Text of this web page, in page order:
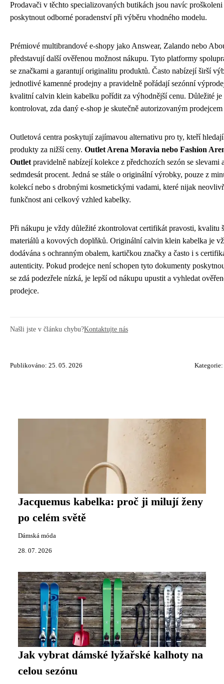
Prodavači v těchto specializovaných butikách jsou navíc
poskytnout odborné poradenství při výběru vhodného modelu.
Prémiové multibrandové e-shopy jako Answear, Zalando nebo
představují další ověřenou možnost nákupu. Tyto platformy
se značkami a garantují originalitu produktů. Často nabízejí širší
jednotlivé kamenné prodejny a pravidelně pořádají sezónní
kvalitní calvin klein kabelku pořídit za výhodnější cenu. Důležité je
kontrolovat, zda daný e-shop je skutečně autorizovaným
Outletová centra poskytují zajímavou alternativu pro ty, kteří
produkty za nižší ceny. Outlet Arena Moravia nebo Fashion
Outletpravidelně nabízejí kolekce z předchozích sezón se slevami
sedmdesát procent. Jedná se stále o originální výrobky, pouze z
kolekcí nebo s drobnými kosmetickými vadami, které nijak
funkčnost ani celkový vzhled kabelky.
Při nákupu je vždy důležité zkontrolovat certifikát pravosti, kvalitu
materiálů a kovových doplňků. Originální calvin klein kabelka je
dodávána s ochranným obalem, kartičkou značky a často i s
autenticity. Pokud prodejce není schopen tyto dokumenty
se zdá podezřele nízká, je lepší od nákupu upustit a vyhledat
prodejce.
Našli jste v článku chybu?Kontaktujte nás
Publikováno: 25. 05. 2026 Kategorie:
Jacquemus kabelka: proč ji milují ženy
po celém světě
Dámská móda
28. 07. 2026
Jak vybrat dámské lyžařské kalhoty na
celou sezónu